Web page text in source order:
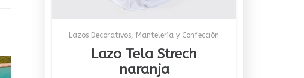
Lazos Decorativos, Mantelería y Confección
Lazo Tela Strech
naranja